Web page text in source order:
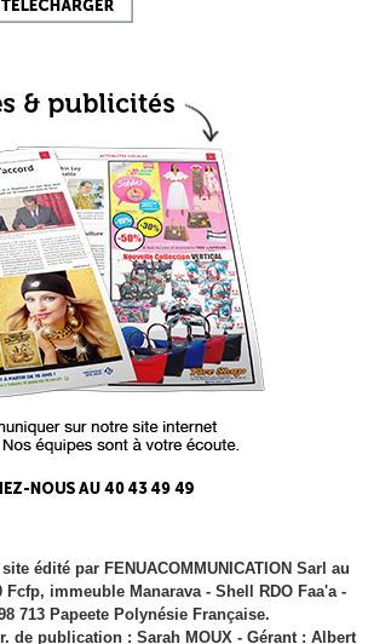
édité par FENUACOMMUNICATION Sarl au
Fcfp, immeuble Manarava - Shell RDO Faa'a -
713 Papeete Polynésie Française.
de publication : Sarah MOUX - Gérant : Albert